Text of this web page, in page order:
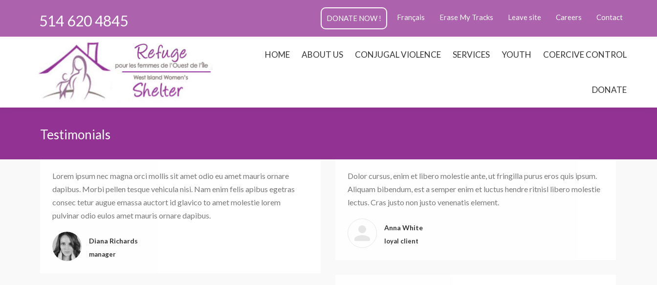
514 620 4845 Contact
Careers
Leave site
Erase My Tracks
Français
DONATE NOW !
HOME ABOUT US CONJUGAL VIOLENCE SERVICES YOUTH COERCIVE CONTROL
DONATE
Testimonials
Lorem ipsum nec magna orci mollis sit amet odio eu amet mauris ornare
dapibus. Morbi pellen tesque vehicula nisi. Nam enim felis apibus egetras
consec tetur augue emassa auctort id glavico to amet molestie lorem
pulvinar odio eulos amet mauris ornare dapibus.
Diana Richards
manager
Dolor cursus, enim et libero molestie ante, ut fringilla purus eros quis ipsum.
Aliquam bibendum, est a semper enim et luctus hendre ritnisl libero molestie
lectus. Cras justo non justo venenatis element.
Anna White
loyal client